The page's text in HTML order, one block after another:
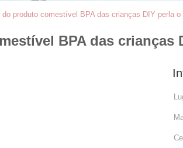
produto comestível BPA das crianças DIY perla
BPA das crianças